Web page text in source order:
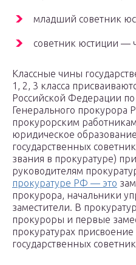
младший советник
советник юстиции —
Классные чины
1, 2, 3 класса
Российской Федерации
Генерального прокурора
прокурорским
юридическое
государственных
звания в прокуратуре)
руководителям
прокуратуре РФ — это
прокурора, начальники
заместители. В
прокуроры и первые
прокуратурах
государственных